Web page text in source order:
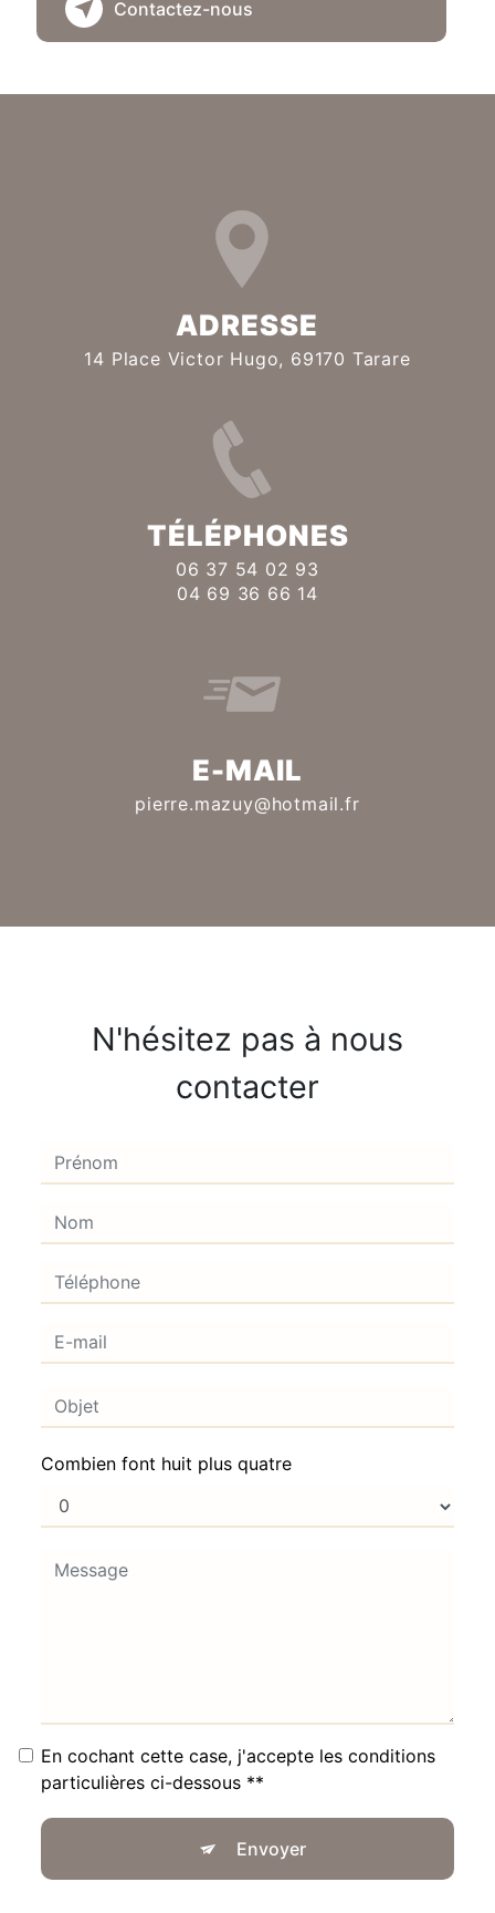
Contactez-nous
ADRESSE
14 Place Victor Hugo, 69170 Tarare
TÉLÉPHONES
06 37 54 02 93
04 69 36 66 14
E-MAIL
pierre.mazuy@hotmail.fr
N'hésitez pas à nous
contacter
Combien font huit plus quatre
En cochant cette case, j'accepte les conditions
particulières ci-dessous **
Envoyer